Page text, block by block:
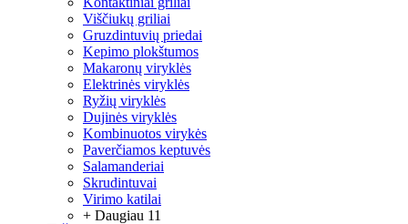
Viščiukų griliai
Gruzdintuvių priedai
Kepimo plokštumos
Makaronų viryklės
Elektrinės viryklės
Ryžių viryklės
Dujinės viryklės
Kombinuotos virykės
Paverčiamos keptuvės
Salamanderiai
Skrudintuvai
Virimo katilai
+ Daugiau 11